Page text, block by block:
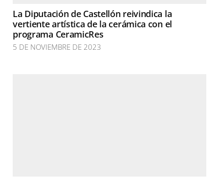
La Diputación de Castellón reivindica la
vertiente artística de la cerámica con el
programa CeramicRes
5 DE NOVIEMBRE DE 2023